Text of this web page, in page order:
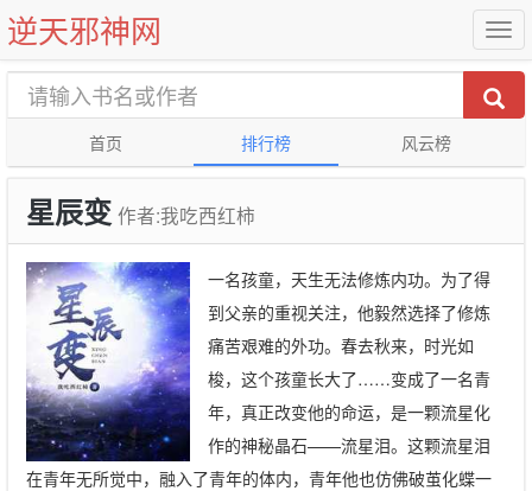
逆天邪神网
首页 排行榜 风云榜
星辰变 作者:我吃西红柿
一名孩童，天生无法修炼内功。为了得
到父亲的重视关注，他毅然选择了修炼
痛苦艰难的外功。春去秋来，时光如
梭，这个孩童长大了……变成了一名青
年，真正改变他的命运，是一颗流星化
作的神秘晶石——流星泪。这颗流星泪
在青年无所觉中，融入了青年的体内，青年他也仿佛破茧化蝶一